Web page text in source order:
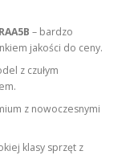
– bardzo
jakości do ceny.
z czułym
z nowoczesnymi
klasy sprzęt z